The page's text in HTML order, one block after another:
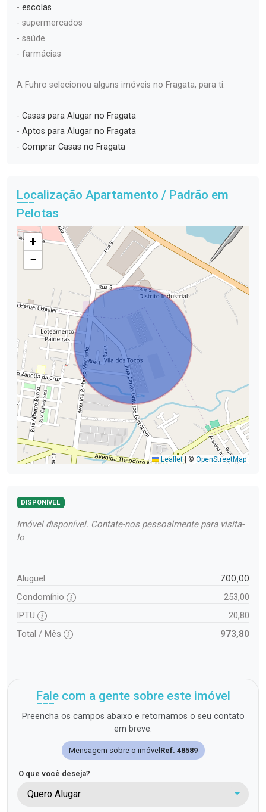
- escolas
- supermercados
- saúde
- farmácias
A Fuhro selecionou alguns imóveis no Fragata, para ti:
- Casas para Alugar no Fragata
- Aptos para Alugar no Fragata
- Comprar Casas no Fragata
Localização Apartamento / Padrão em
Pelotas
+
−
Leaflet | © OpenStreetMap
DISPONÍVEL
Imóvel disponível. Contate-nos pessoalmente para visita-
lo
Aluguel 700,00
Condomínio
253,00
IPTU
20,80
Total / Mês
973,80
Fale com a gente sobre este imóvel
Preencha os campos abaixo e retornamos o seu contato
em breve.
Mensagem sobre o imóvelRef. 48589
O que você deseja?
Quero Alugar